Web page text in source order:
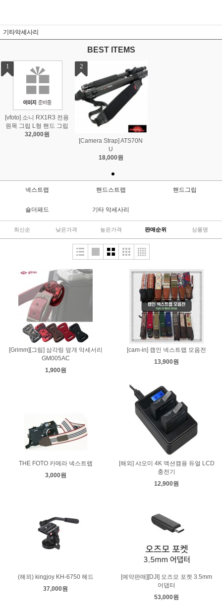
기타악세사리
BEST ITEMS
1
[vfoto] 소니 RX1R3 전용
원목 그립 L형 핸드 그립
32,000원
2
[Camera Strap] ATS70N
U
18,000원
넥스트랩 핸드스트랩 핸드그립
숄더패드 기타 악세사리
최신순 낮은가격 높은가격 판매순위 상품명
[Grimm][그림] 삼각링 덮개 악세서리
GM005AC
1,900원
[cam-in] 캠인 넥스트랩 모음전
13,900원
THE FOTO 카메라 넥스트랩
3,000원
[해외] 샤오미 4K 액션캠용 듀얼 LCD
충전기
12,900원
(해외) kingjoy KH-6750 헤드
37,000원
[예약판매][DJI] 오즈모 포켓 3.5mm
어댑터
53,000원